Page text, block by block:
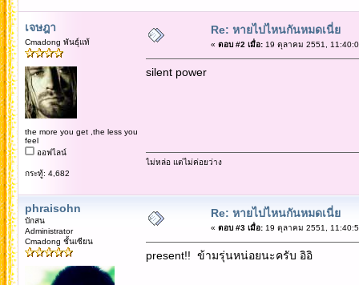
เจษฎา
Cmadong พันธุ์แท้
the more you get ,the less you
feel
ออฟไลน์
กระทู้: 4,682
Re: หายไปไหนกันหมดเนี่ย
« ตอบ #2 เมื่อ:19 ตุลาคม 2551,
silent power
ไม่หล่อ แต่ไม่ค่อยว่าง
phraisohn
บักสน
Administrator
Cmadong ชั้นเซียน
Re: หายไปไหนกันหมดเนี่ย
« ตอบ #3 เมื่อ:19 ตุลาคม 2551,
present!! ข้ามรุ่นหน่อยนะครับ อิอิ